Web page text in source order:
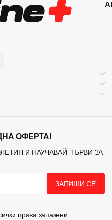
ОФЕРТА!
И НАУЧАВАЙ ПЪРВИ ЗА
ЗАПИШИ СЕ
права запазени.